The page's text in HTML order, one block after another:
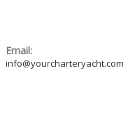
Email:
info@yourcharteryacht.com